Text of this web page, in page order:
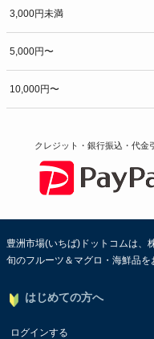
3,000円未満
5,000円〜
10,000円〜
クレジット・銀行振込・代金
豊洲市場(いちば)ドットコムは、
旬のフルーツ＆マグロ・海鮮品
はじめての方へ
ログインする